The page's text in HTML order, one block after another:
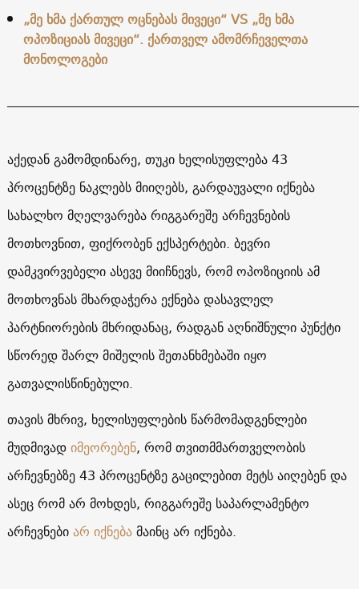
„მე ხმა ქართულ ოცნებას მივეცი“ VS „მე ხმა
ოპოზიციას მივეცი“. ქართველ ამომრჩეველთა
მონოლოგები
აქედან გამომდინარე, თუკი ხელისუფლება 43
პროცენტზე ნაკლებს მიიღებს, გარდაუვალი იქნება
სახალხო მღელვარება რიგგარეშე არჩევნების
მოთხოვნით, ფიქრობენ ექსპერტები. ბევრი
დამკვირვებელი ასევე მიიჩნევს, რომ ოპოზიციის ამ
მოთხოვნას მხარდაჭერა ექნება დასავლელ
პარტნიორების მხრიდანაც, რადგან აღნიშნული პუნქტი
სწორედ შარლ მიშელის შეთანხმებაში იყო
გათვალისწინებული.
თავის მხრივ, ხელისუფლების წარმომადგენლები
მუდმივადიმეორებენ, რომ თვითმმართველობის
არჩევნებზე 43 პროცენტზე გაცილებით მეტს აიღებენ და
ასეც რომ არ მოხდეს, რიგგარეშე საპარლამენტო
არჩევნებიარ იქნებამაინც არ იქნება.